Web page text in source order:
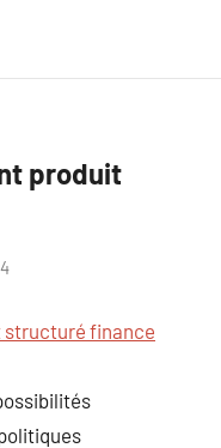
produit
structuré finance